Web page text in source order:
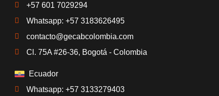
+57 601 7029294
Whatsapp: +57 3183626495
contacto@gecabcolombia.com
Cl. 75A #26-36, Bogotá - Colombia
Ecuador
Whatsapp: +57 3133279403